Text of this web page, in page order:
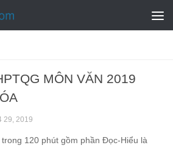
MÔN VĂN 2019
29, 2019
120 phút gồm phần Đọc-Hiểu là